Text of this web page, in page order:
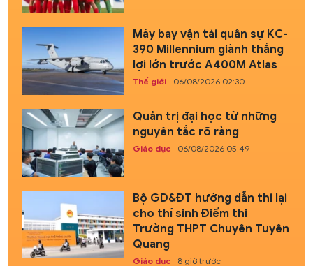
Máy bay vận tải quân sự KC-
390 Millennium giành thắng
lợi lớn trước A400M Atlas
Thế giới 06/08/2026 02:30
Quản trị đại học từ những
nguyên tắc rõ ràng
Giáo dục 06/08/2026 05:49
Bộ GD&ĐT hướng dẫn thi lại
cho thí sinh Điểm thi
Trường THPT Chuyên Tuyên
Quang
Giáo dục 8 giờ trước